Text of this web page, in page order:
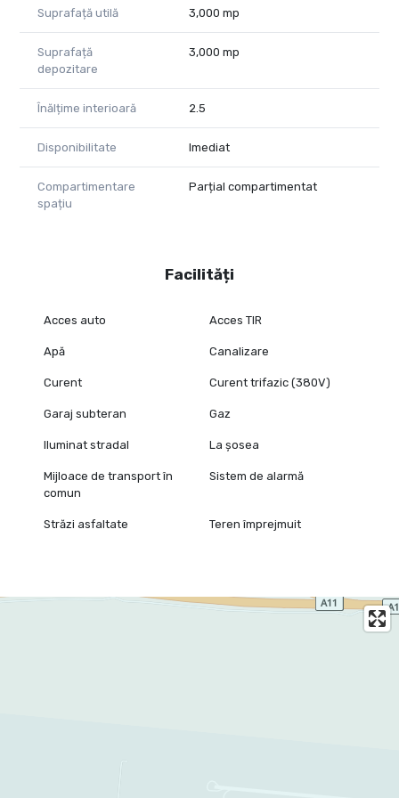
Suprafață utilă 3,000 mp
Suprafață
depozitare
3,000 mp
Înălțime interioară 2.5
Disponibilitate Imediat
Compartimentare
spațiu
Parțial compartimentat
Facilități
Acces auto Acces TIR
Apă Canalizare
Curent Curent trifazic (380V)
Garaj subteran Gaz
Iluminat stradal La șosea
Mijloace de transport în
comun
Sistem de alarmă
Străzi asfaltate Teren împrejmuit